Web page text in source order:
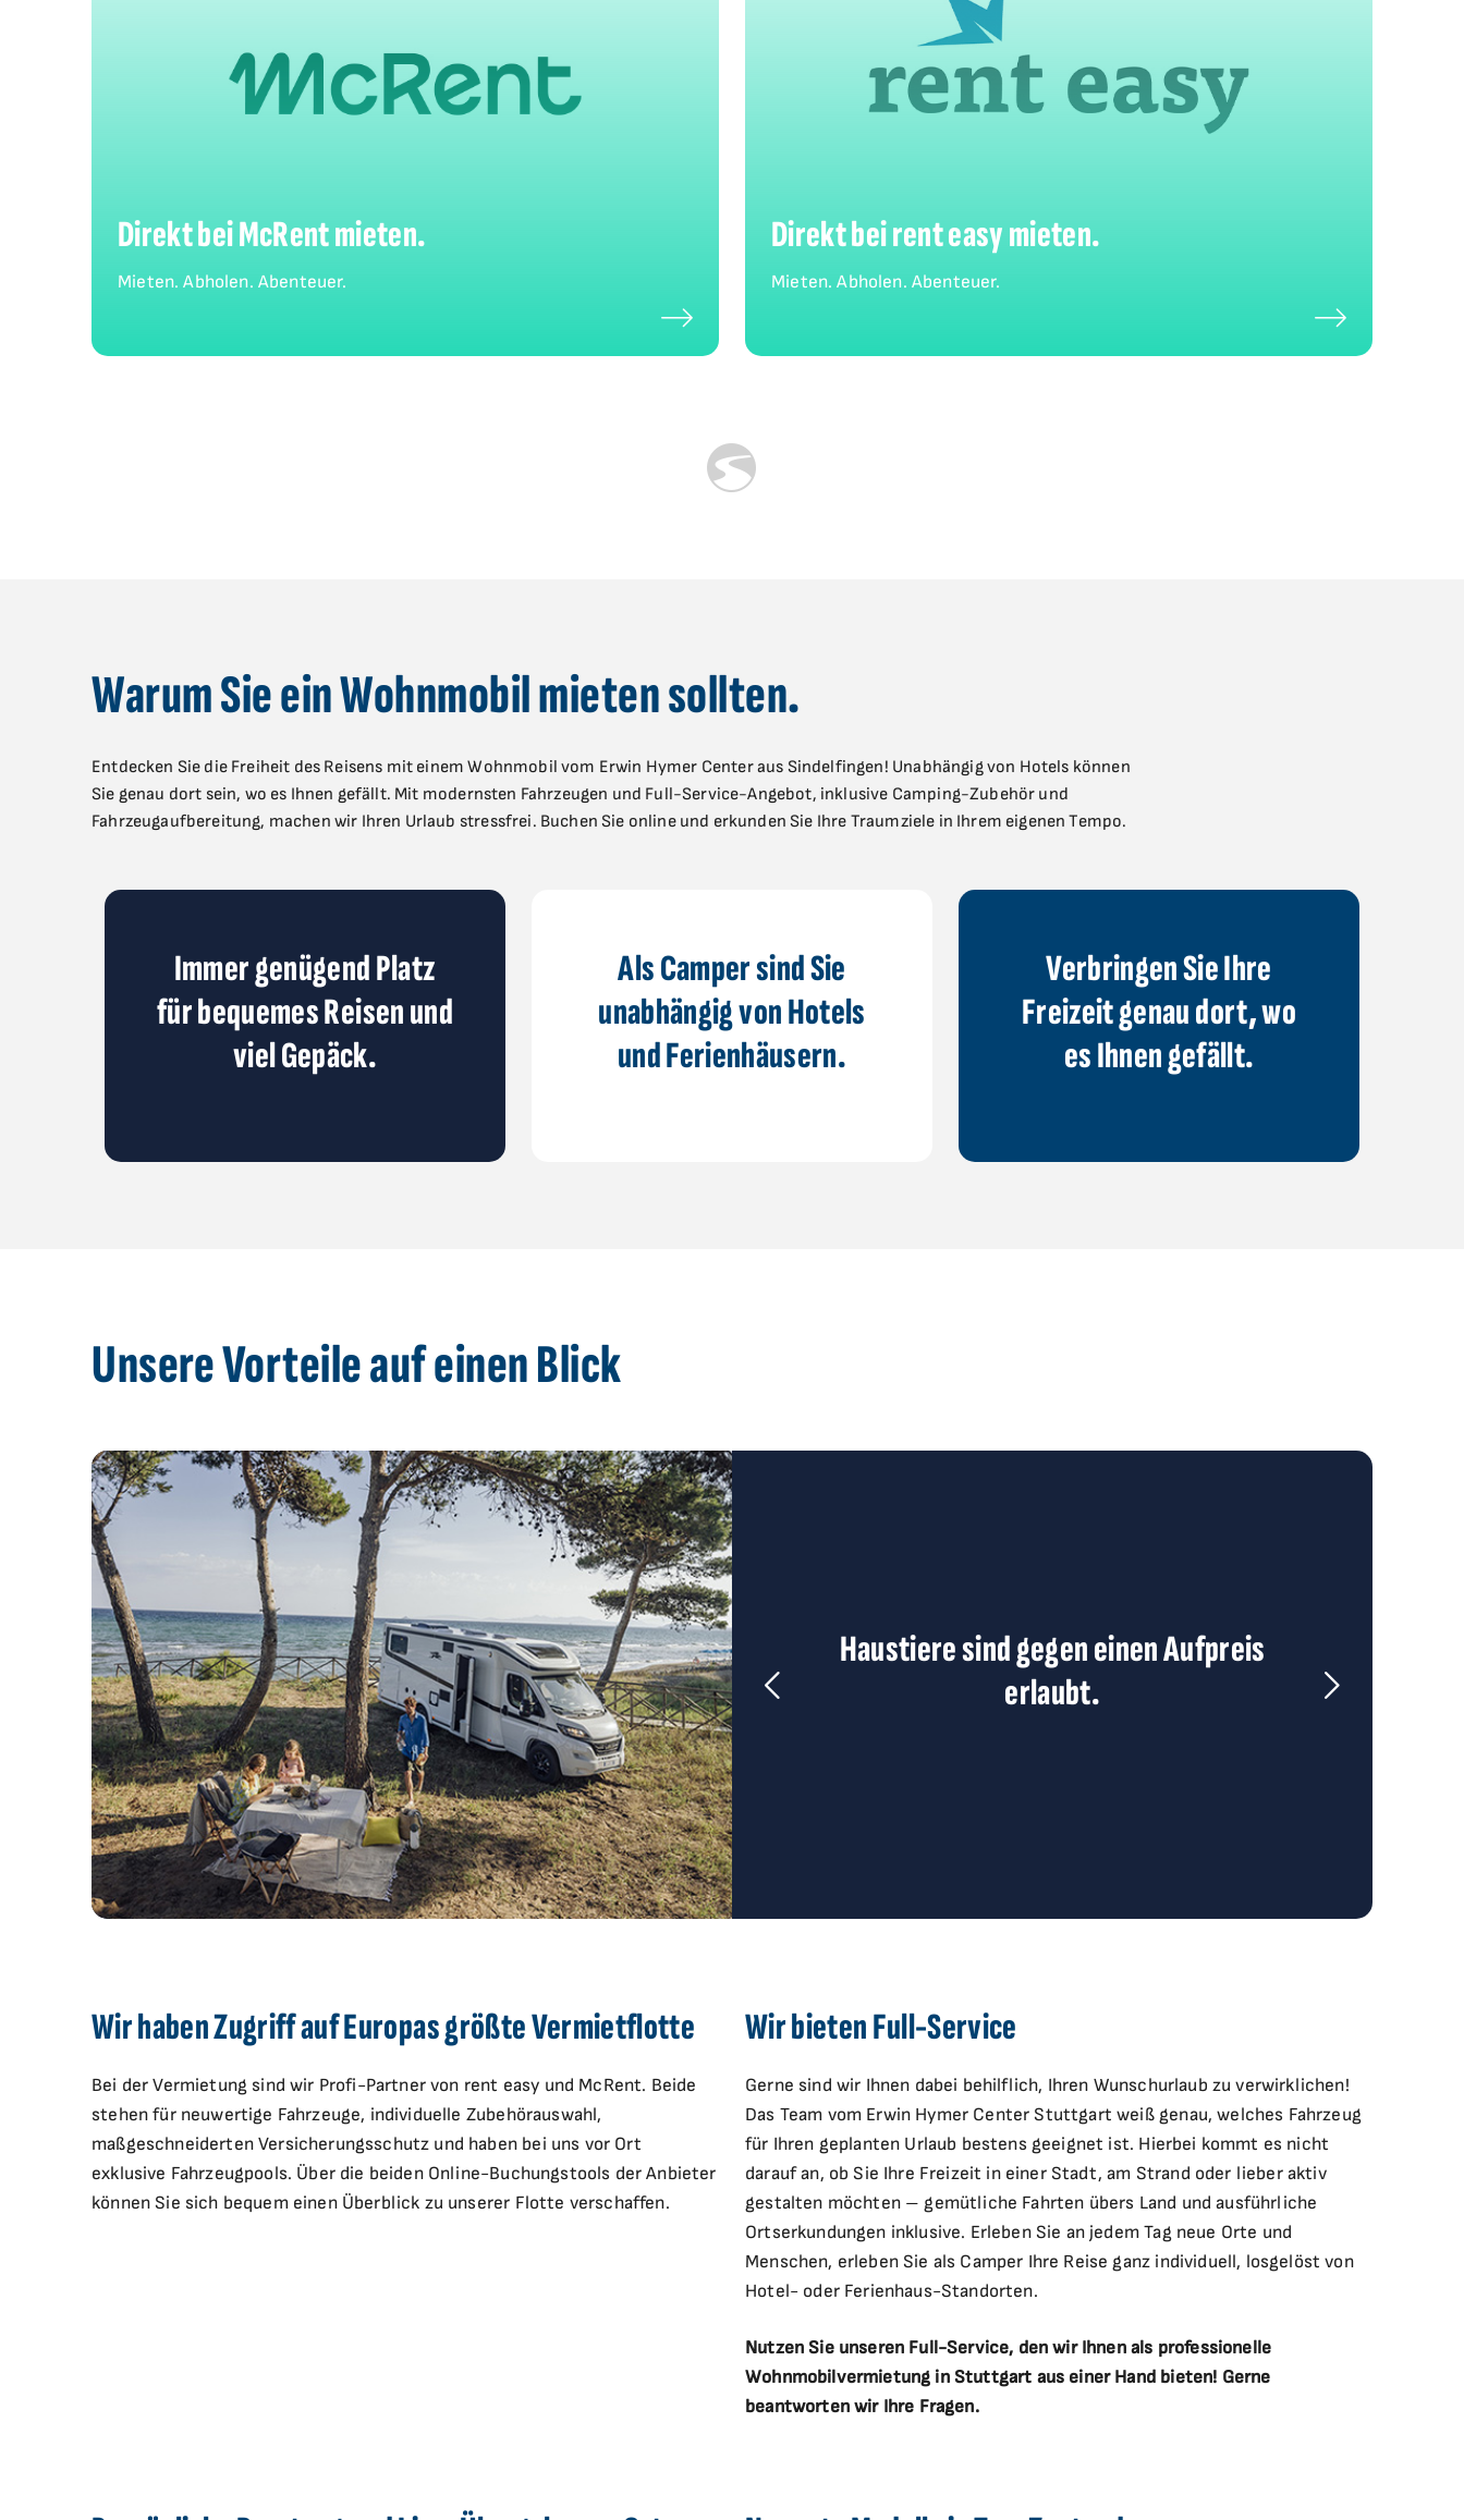
Direkt bei McRent mieten.
Mieten. Abholen. Abenteuer.
Direkt bei rent easy mieten.
Mieten. Abholen. Abenteuer.
Warum Sie ein Wohnmobil mieten sollten.
Entdecken Sie die Freiheit des Reisens mit einem Wohnmobil vom Erwin Hymer Center aus Sindelfingen! Unabhängig von Hotels können
Sie genau dort sein, wo es Ihnen gefällt. Mit modernsten Fahrzeugen und Full-Service-Angebot, inklusive Camping-Zubehör und
Fahrzeugaufbereitung, machen wir Ihren Urlaub stressfrei. Buchen Sie online und erkunden Sie Ihre Traumziele in Ihrem eigenen Tempo.
Immer genügend Platz
für bequemes Reisen und
viel Gepäck.
Als Camper sind Sie
unabhängig von Hotels
und Ferienhäusern.
Verbringen Sie Ihre
Freizeit genau dort, wo
es Ihnen gefällt.
Unsere Vorteile auf einen Blick
Haustiere sind gegen einen Aufpreis
erlaubt.
Wir haben Zugriff auf Europas größte Vermietflotte Wir bieten Full-Service
Bei der Vermietung sind wir Profi-Partner von rent easy und McRent. Beide
stehen für neuwertige Fahrzeuge, individuelle Zubehörauswahl,
maßgeschneiderten Versicherungsschutz und haben bei uns vor Ort
exklusive Fahrzeugpools. Über die beiden Online-Buchungstools der Anbieter
können Sie sich bequem einen Überblick zu unserer Flotte verschaffen.
Gerne sind wir Ihnen dabei behilflich, Ihren Wunschurlaub zu verwirklichen!
Das Team vom Erwin Hymer Center Stuttgart weiß genau, welches Fahrzeug
für Ihren geplanten Urlaub bestens geeignet ist. Hierbei kommt es nicht
darauf an, ob Sie Ihre Freizeit in einer Stadt, am Strand oder lieber aktiv
gestalten möchten – gemütliche Fahrten übers Land und ausführliche
Ortserkundungen inklusive. Erleben Sie an jedem Tag neue Orte und
Menschen, erleben Sie als Camper Ihre Reise ganz individuell, losgelöst von
Hotel- oder Ferienhaus-Standorten.
Nutzen Sie unseren Full-Service, den wir Ihnen als professionelle
Wohnmobilvermietung in Stuttgart aus einer Hand bieten! Gerne
beantworten wir Ihre Fragen.